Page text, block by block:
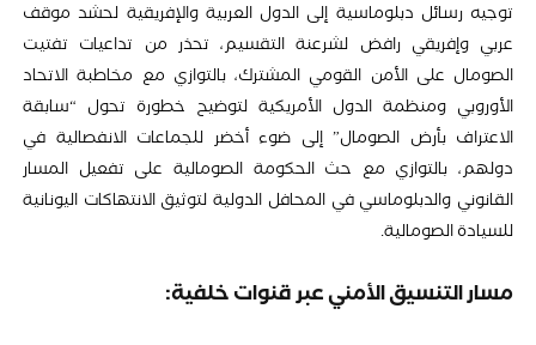
توجيه رسائل دبلوماسية إلى الدول العربية والإفريقية لحشد موقف
عربي وإفريقي رافض لشرعنة التقسيم، تحذر من تداعيات تفتيت
الصومال على الأمن القومي المشترك، بالتوازي مع مخاطبة الاتحاد
الأوروبي ومنظمة الدول الأمريكية لتوضيح خطورة تحول “سابقة
الاعتراف بأرض الصومال” إلى ضوء أخضر للجماعات الانفصالية في
دولهم، بالتوازي مع حث الحكومة الصومالية على تفعيل المسار
القانوني والدبلوماسي في المحافل الدولية لتوثيق الانتهاكات اليونانية
للسيادة الصومالية.
مسار التنسيق الأمني عبر قنوات خلفية: